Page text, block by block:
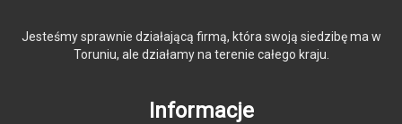
Jesteśmy sprawnie działającą firmą, która swoją siedzibę ma w
Toruniu, ale działamy na terenie całego kraju.
Informacje